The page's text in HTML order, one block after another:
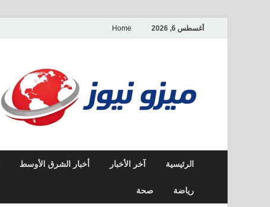
أغسطس 6, 2026 Home
الرئيسية آخر الأخبار أخبار الشرق الأوسط
رياضة صحة